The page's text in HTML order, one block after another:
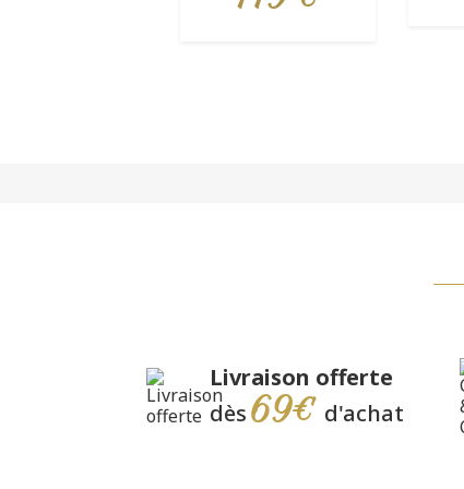
Livraison offerte
dès69€ d'achat